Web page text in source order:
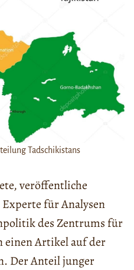
Tadschikistans
veröffentliche
für Analysen
des Zentrums für
einen Artikel auf der
Der Anteil junger